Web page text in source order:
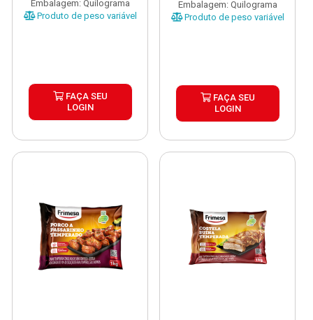
Embalagem: Quilograma
Produto de peso variável
FAÇA SEU
LOGIN
Embalagem: Quilograma
Produto de peso variável
FAÇA SEU
LOGIN